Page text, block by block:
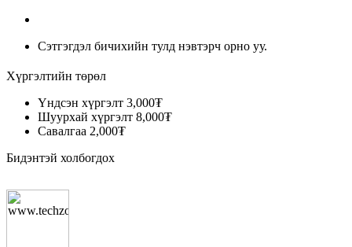
Сэтгэгдэл бичихийн тулд нэвтэрч орно уу.
Хүргэлтийн төрөл
Үндсэн хүргэлт 3,000₮
Шуурхай хүргэлт 8,000₮
Савалгаа 2,000₮
Бидэнтэй холбогдох